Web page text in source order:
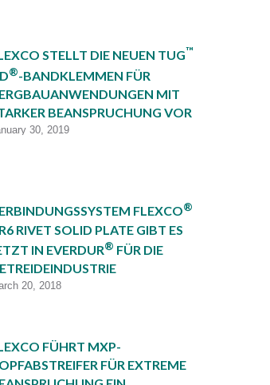
STELLT DIE NEUEN TUG™
®-BANDKLEMMEN FÜR
MIT
BEANSPRUCHUNG VOR
30, 2019
FLEXCO®
RIVET SOLID PLATE GIBT ES
IN EVERDUR® FÜR DIE
20, 2018
FÜHRT MXP-
FÜR EXTREME